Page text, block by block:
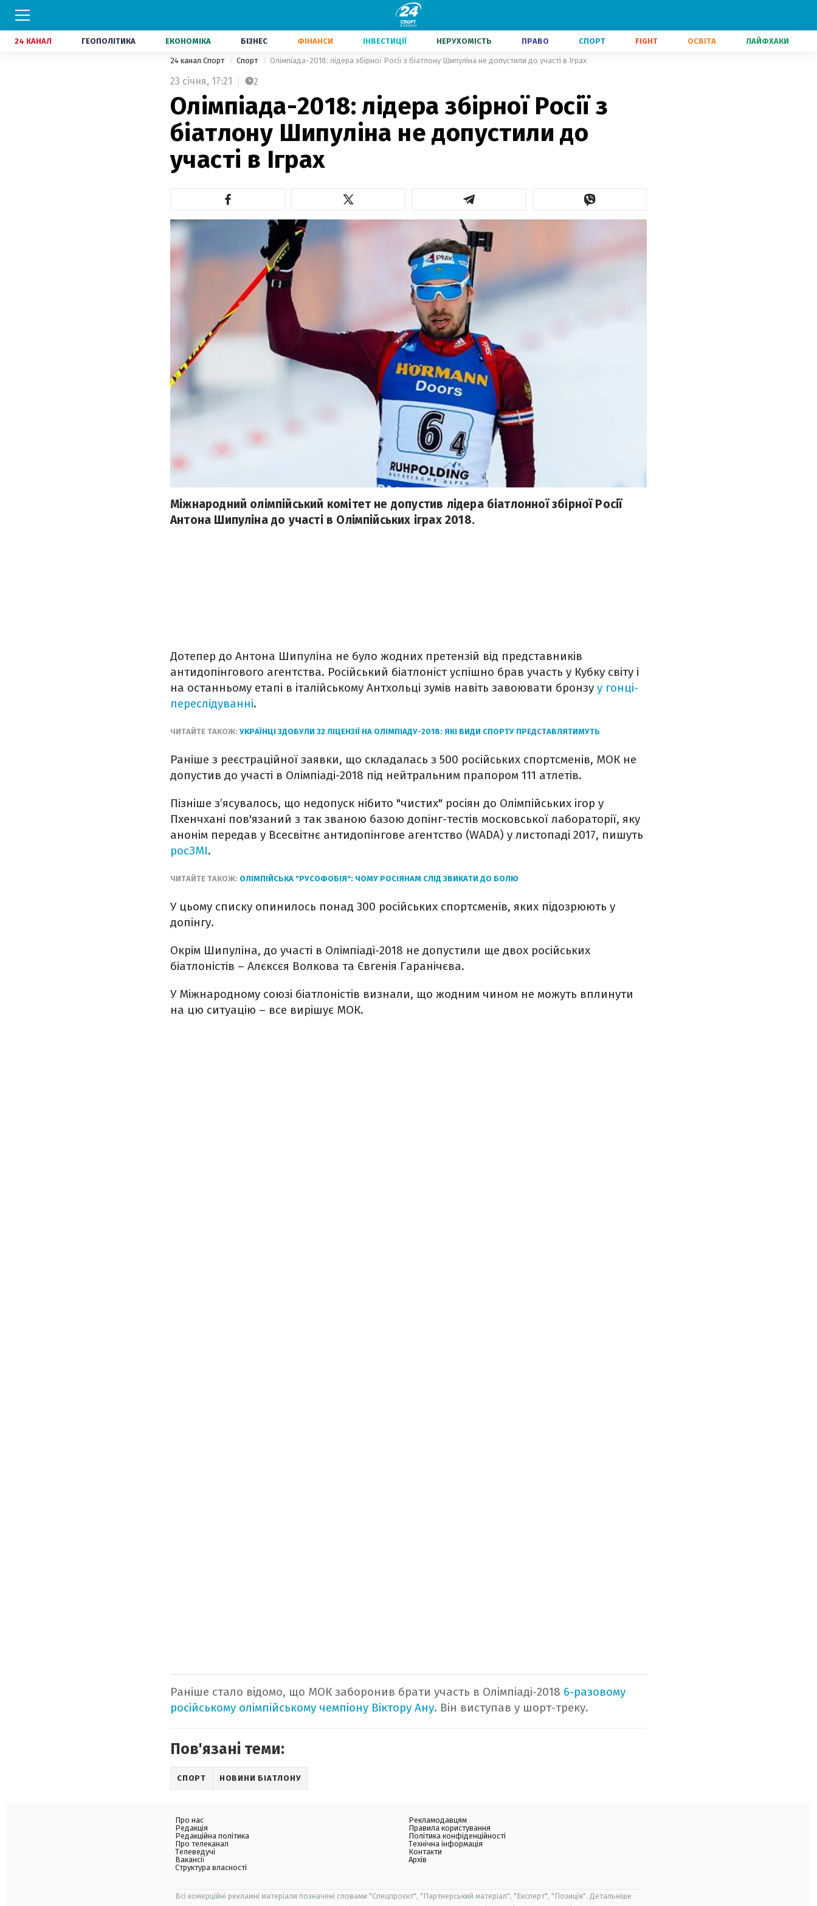
24 КАНАЛ ГЕОПОЛІТИКА ЕКОНОМІКА БІЗНЕС ФІНАНСИ ІНВЕСТИЦІЇ НЕРУХОМІСТЬ ПРАВО СПОРТ FIGHT ОСВІТА ЛАЙФХАКИ
24 канал Спорт Спорт Олімпіада-2018: лідера збірної Росії з біатлону Шипуліна не допустили до участі в Іграх
23 січня, 17:21 2
Олімпіада-2018: лідера збірної Росії з
біатлону Шипуліна не допустили до
участі в Іграх
Міжнародний олімпійський комітет не допустив лідера біатлонної збірної Росії
Антона Шипуліна до участі в Олімпійських іграх 2018.
Дотепер до Антона Шипуліна не було жодних претензій від представників
антидопінгового агентства. Російський біатлоніст успішно брав участь у Кубку світу і
на останньому етапі в італійському Антхольці зумів навіть завоювати бронзу у гонці-
переслідуванні.
ЧИТАЙТЕ ТАКОЖ: УКРАЇНЦІ ЗДОБУЛИ 32 ЛІЦЕНЗІЇ НА ОЛІМПІАДУ-2018: ЯКІ ВИДИ СПОРТУ ПРЕДСТАВЛЯТИМУТЬ
Раніше з реєстраційної заявки, що складалась з 500 російських спортсменів, МОК не
допустив до участі в Олімпіаді-2018 під нейтральним прапором 111 атлетів.
Пізніше з’ясувалось, що недопуск нібито "чистих" росіян до Олімпійських ігор у
Пхенчхані пов'язаний з так званою базою допінг-тестів московської лабораторії, яку
анонім передав у Всесвітнє антидопінгове агентство (WADA) у листопаді 2017, пишуть
росЗМІ.
ЧИТАЙТЕ ТАКОЖ: ОЛІМПІЙСЬКА "РУСОФОБІЯ": ЧОМУ РОСІЯНАМ СЛІД ЗВИКАТИ ДО БОЛЮ
У цьому списку опинилось понад 300 російських спортсменів, яких підозрюють у
допінгу.
Окрім Шипуліна, до участі в Олімпіаді-2018 не допустили ще двох російських
біатлоністів – Алєксєя Волкова та Євгенія Гаранічєва.
У Міжнародному союзі біатлоністів визнали, що жодним чином не можуть вплинути
на цю ситуацію – все вирішує МОК.
Раніше стало відомо, що МОК заборонив брати участь в Олімпіаді-2018 6-разовому
російському олімпійському чемпіону Віктору Ану. Він виступав у шорт-треку.
Пов'язані теми:
СПОРТ НОВИНИ БІАТЛОНУ
Про нас
Редакція
Редакційна політика
Про телеканал
Телеведучі
Вакансії
Структура власності
Рекламодавцям
Правила користування
Політика конфіденційності
Технічна інформація
Контакти
Архів
Всі комерційні рекламні матеріали позначені словами "Спецпроєкт", "Партнерський матеріал", "Експерт", "Позиція". Детальніше